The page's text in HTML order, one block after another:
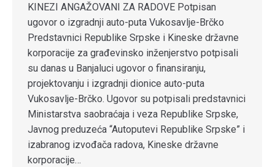
KINEZI ANGAŽOVANI ZA RADOVE Potpisan
ugovor o izgradnji auto-puta Vukosavlje-Brčko
Predstavnici Republike Srpske i Kineske državne
korporacije za građevinsko inženjerstvo potpisali
su danas u Banjaluci ugovor o finansiranju,
projektovanju i izgradnji dionice auto-puta
Vukosavlje-Brčko. Ugovor su potpisali predstavnici
Ministarstva saobraćaja i veza Republike Srpske,
Javnog preduzeća “Autoputevi Republike Srpske” i
izabranog izvođača radova, Kineske državne
korporacije…